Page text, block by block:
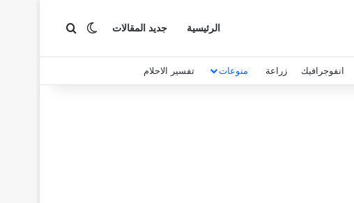
الرئيسية جديد المقالات الوضع المظلم
انفوجرافيك زراعة منوعات تفسير الاحلام